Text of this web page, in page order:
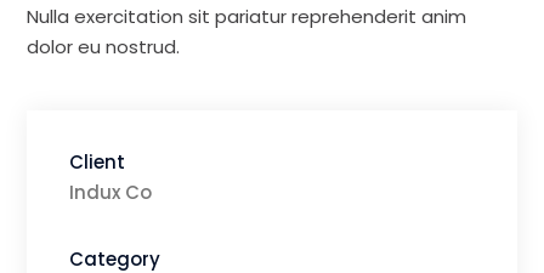
Nulla exercitation sit pariatur reprehenderit anim
dolor eu nostrud.
Client
Indux Co
Category